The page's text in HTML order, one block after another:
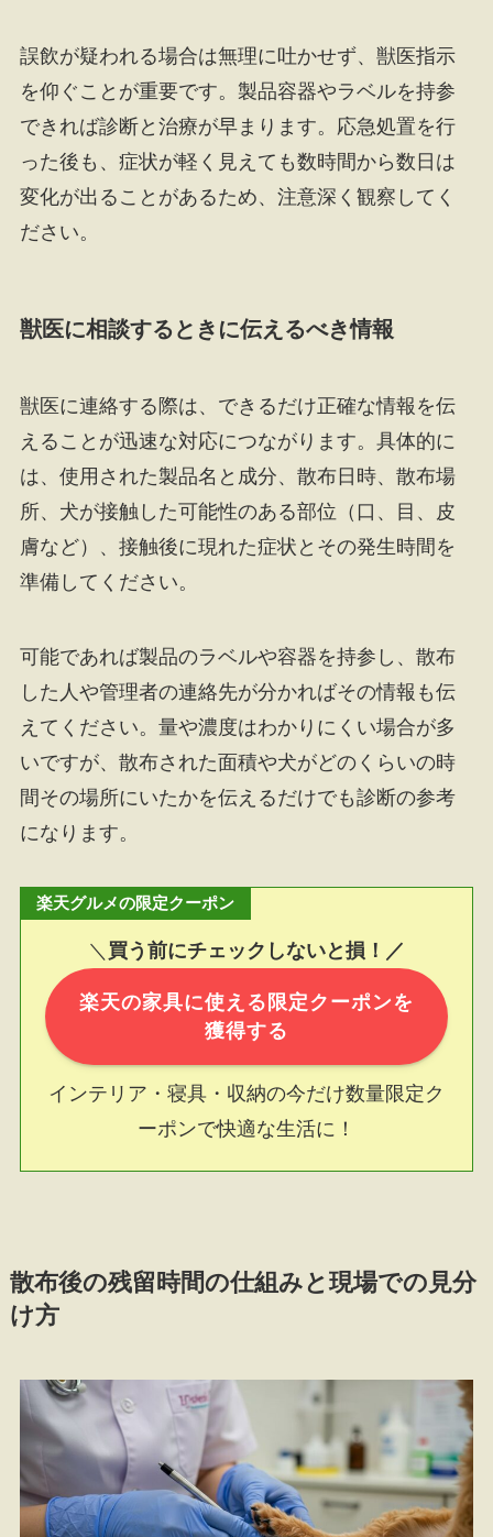
誤飲が疑われる場合は無理に吐かせず、獣医指示
を仰ぐことが重要です。製品容器やラベルを持参
できれば診断と治療が早まります。応急処置を行
った後も、症状が軽く見えても数時間から数日は
変化が出ることがあるため、注意深く観察してく
ださい。
獣医に相談するときに伝えるべき情報
獣医に連絡する際は、できるだけ正確な情報を伝
えることが迅速な対応につながります。具体的に
は、使用された製品名と成分、散布日時、散布場
所、犬が接触した可能性のある部位（口、目、皮
膚など）、接触後に現れた症状とその発生時間を
準備してください。
可能であれば製品のラベルや容器を持参し、散布
した人や管理者の連絡先が分かればその情報も伝
えてください。量や濃度はわかりにくい場合が多
いですが、散布された面積や犬がどのくらいの時
間その場所にいたかを伝えるだけでも診断の参考
になります。
楽天グルメの限定クーポン
＼ 買う前にチェックしないと損！／
楽天の家具に使える限定クーポンを
獲得する
インテリア・寝具・収納の今だけ数量限定ク
ーポンで快適な生活に！
散布後の残留時間の仕組みと現場での見分
け方